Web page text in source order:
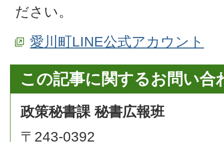
ださい。
愛川町LINE公式アカウント
この記事に関するお問い合
政策秘書課 秘書広報班
〒243-0392